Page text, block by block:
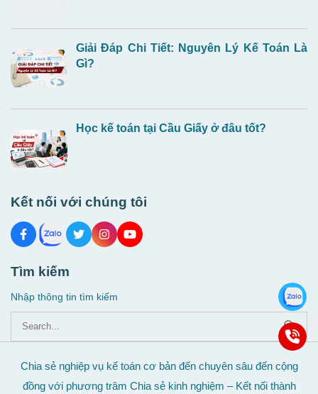
Giải Đáp Chi Tiết: Nguyên Lý Kế Toán Là
Gì?
Học kế toán tại Cầu Giấy ở đâu tốt?
Kết nối với chúng tôi
Tìm kiếm
Nhập thông tin tìm kiếm
Chia sẻ nghiệp vụ kế toán cơ bản đến chuyên sâu đến cộng
đồng với phương trâm Chia sẻ kinh nghiệm – Kết nối thành